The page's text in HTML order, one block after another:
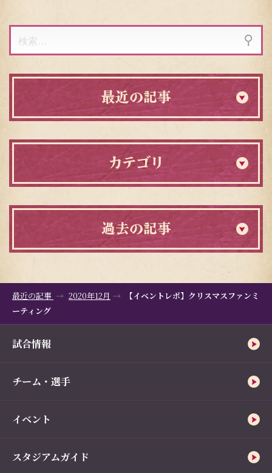
索:
最近の記事
カテゴリ
過去の記事
最近の記事 2020年12月
【イベントレポ】クリスマスファンミ
ーティング
試合情報
チーム・選手
イベント
スタジアムガイド